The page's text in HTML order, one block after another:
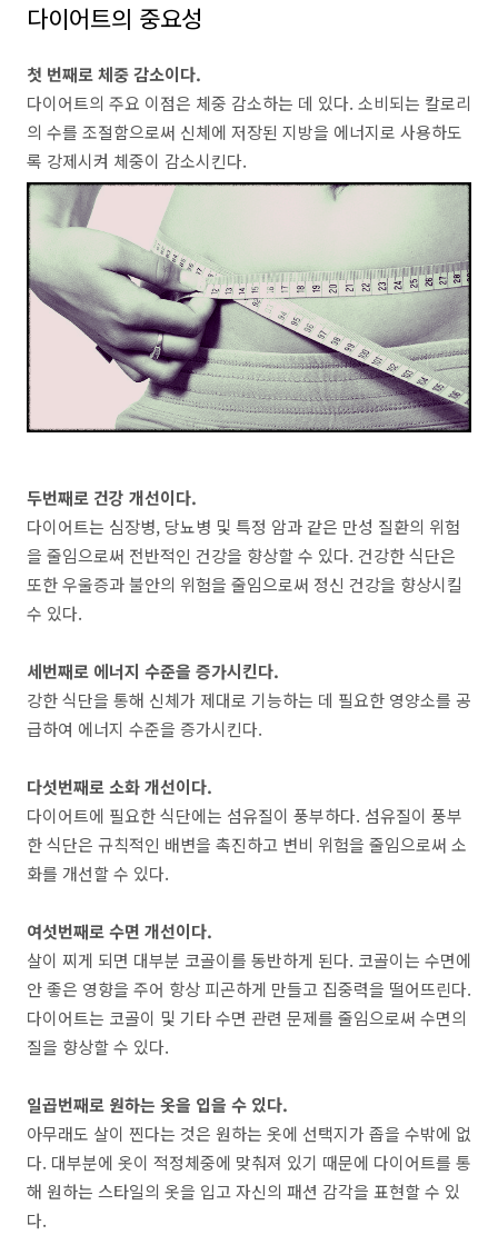
다이어트의 중요성
첫 번째로 체중 감소이다.
다이어트의 주요 이점은 체중 감소하는 데 있다. 소비되는 칼로리
의 수를 조절함으로써 신체에 저장된 지방을 에너지로 사용하도
록 강제시켜 체중이 감소시킨다.
두번째로 건강 개선이다.
다이어트는 심장병, 당뇨병 및 특정 암과 같은 만성 질환의 위험
을 줄임으로써 전반적인 건강을 향상할 수 있다. 건강한 식단은
또한 우울증과 불안의 위험을 줄임으로써 정신 건강을 향상시킬
수 있다.
세번째로 에너지 수준을 증가시킨다.
강한 식단을 통해 신체가 제대로 기능하는 데 필요한 영양소를 공
급하여 에너지 수준을 증가시킨다.
다섯번째로 소화 개선이다.
다이어트에 필요한 식단에는 섬유질이 풍부하다. 섬유질이 풍부
한 식단은 규칙적인 배변을 촉진하고 변비 위험을 줄임으로써 소
화를 개선할 수 있다.
여섯번째로 수면 개선이다.
살이 찌게 되면 대부분 코골이를 동반하게 된다. 코골이는 수면에
안 좋은 영향을 주어 항상 피곤하게 만들고 집중력을 떨어뜨린다.
다이어트는 코골이 및 기타 수면 관련 문제를 줄임으로써 수면의
질을 향상할 수 있다.
일곱번째로 원하는 옷을 입을 수 있다.
아무래도 살이 찐다는 것은 원하는 옷에 선택지가 좁을 수밖에 없
다. 대부분에 옷이 적정체중에 맞춰져 있기 때문에 다이어트를 통
해 원하는 스타일의 옷을 입고 자신의 패션 감각을 표현할 수 있
다.